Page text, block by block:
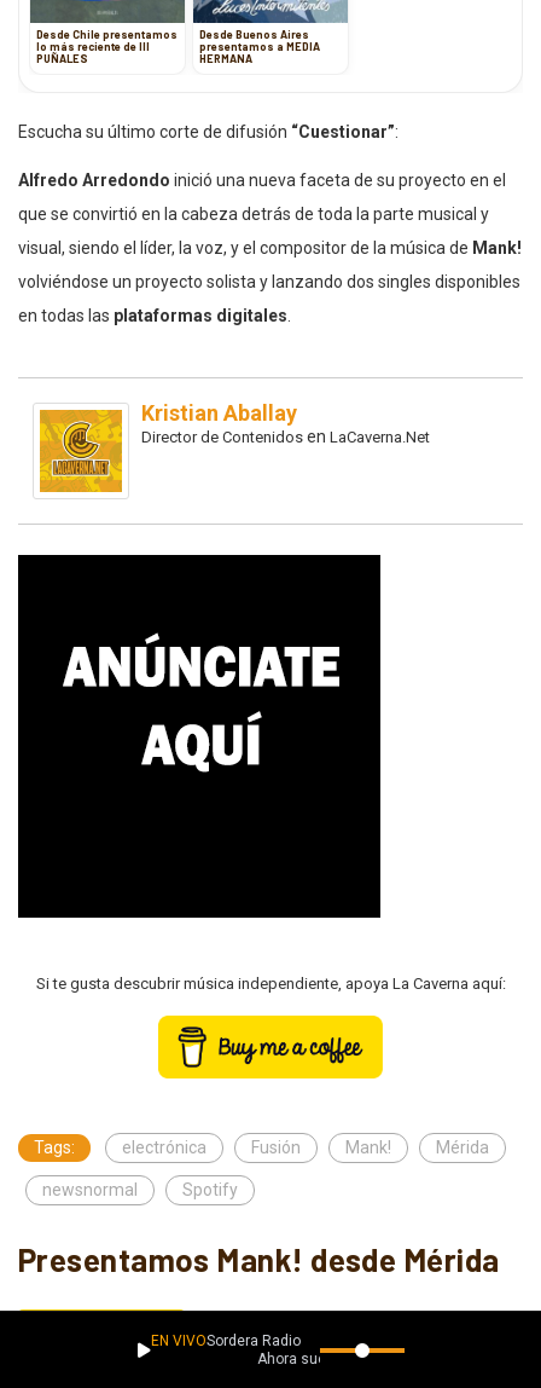
Desde Chile presentamos
lo más reciente de III
PUÑALES
Desde Buenos Aires
presentamos a MEDIA
HERMANA
Escucha su último corte de difusión “Cuestionar”:
Alfredo Arredondo inició una nueva faceta de su proyecto en el
que se convirtió en la cabeza detrás de toda la parte musical y
visual, siendo el líder, la voz, y el compositor de la música de Mank!
volviéndose un proyecto solista y lanzando dos singles disponibles
en todas las plataformas digitales
Kristian Aballay
Director de Contenidos en LaCaverna.Net
Si te gusta descubrir música independiente, apoya La Caverna aquí:
Tags: electrónica Fusión Mank! Mérida
newsnormal Spotify
Presentamos Mank! desde Mérida
septiembre 7, 2020
1890
EN VIVOSordera Radio
Ahora suena